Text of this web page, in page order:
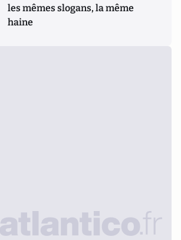
les mêmes slogans, la même
haine